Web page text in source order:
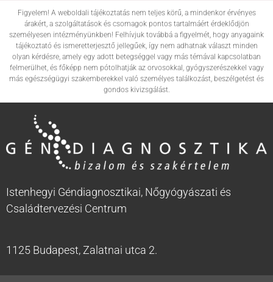
Figyelem! A weboldali tájékoztatás nem teljes körű, a mindenkor érvényes
árakért, a szolgáltatások és csomagok pontos tartalmáért érdeklődjön
személyesen intézményünkben! Felhívjuk továbbá a figyelmét, hogy anyagaink
tájékoztató és ismeretterjesztő jellegűek, így nem adhatnak választ minden
olyan kérdésre, amely egy adott betegséggel vagy más témával kapcsolatban
felmerülhet, és főképp nem pótolhatják az orvosokkal, gyógyszerészekkel vagy
más egészségügyi szakemberekkel való személyes találkozást, beszélgetést és
gondos kivizsgálást.
Istenhegyi Géndiagnosztikai, Nőgyógyászati és
Családtervezési Centrum
1125 Budapest, Zalatnai utca 2.